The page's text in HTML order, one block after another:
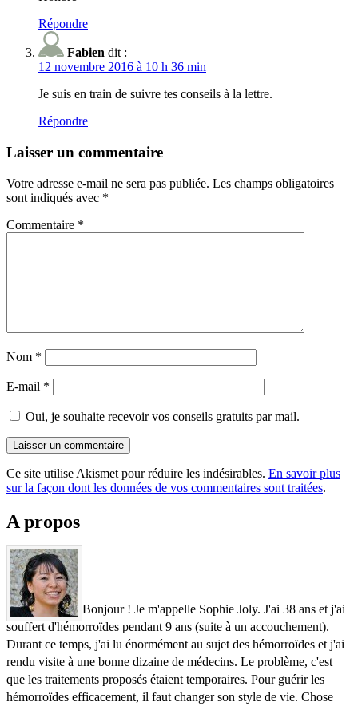
Répondre
Fabien dit :
12 novembre 2016 à 10 h 36 min
Je suis en train de suivre tes conseils à la lettre.
Répondre
Laisser un commentaire
Votre adresse e-mail ne sera pas publiée. Les champs obligatoires
sont indiqués avec *
Commentaire *
Nom *
E-mail *
Oui, je souhaite recevoir vos conseils gratuits par mail.
Ce site utilise Akismet pour réduire les indésirables. En savoir plus
sur la façon dont les données de vos commentaires sont traitées.
A propos
Bonjour ! Je m'appelle Sophie Joly. J'ai 38 ans et j'ai
souffert d'hémorroïdes pendant 9 ans (suite à un accouchement).
Durant ce temps, j'ai lu énormément au sujet des hémorroïdes et j'ai
rendu visite à une bonne dizaine de médecins. Le problème, c'est
que les traitements proposés étaient temporaires. Pour guérir les
hémorroïdes efficacement, il faut changer son style de vie. Chose